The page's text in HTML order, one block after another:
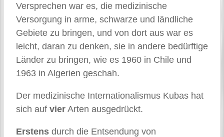
Versprechen war es, die medizinische
Versorgung in arme, schwarze und ländliche
Gebiete zu bringen, und von dort aus war es
leicht, daran zu denken, sie in andere bedürftige
Länder zu bringen, wie es 1960 in Chile und
1963 in Algerien geschah.
Der medizinische Internationalismus Kubas hat
sich aufvier Arten ausgedrückt.
Erstens durch die Entsendung von